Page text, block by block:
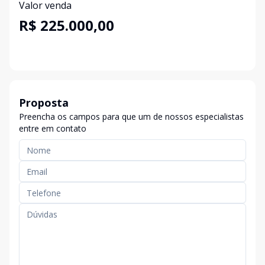
Valor venda
R$ 225.000,00
Proposta
Preencha os campos para que um de nossos especialistas
entre em contato